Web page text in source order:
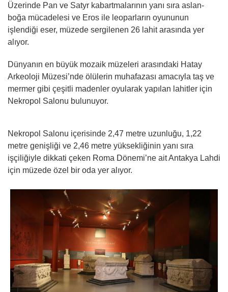
Üzerinde Pan ve Satyr kabartmalarının yanı sıra aslan-
boğa mücadelesi ve Eros ile leoparların oyununun
işlendiği eser, müzede sergilenen 26 lahit arasında yer
alıyor.
Dünyanın en büyük mozaik müzeleri arasındaki Hatay
Arkeoloji Müzesi’nde ölülerin muhafazası amacıyla taş ve
mermer gibi çeşitli madenler oyularak yapılan lahitler için
Nekropol Salonu bulunuyor.
Nekropol Salonu içerisinde 2,47 metre uzunluğu, 1,22
metre genişliği ve 2,46 metre yüksekliğinin yanı sıra
işçiliğiyle dikkati çeken Roma Dönemi’ne ait Antakya Lahdi
için müzede özel bir oda yer alıyor.